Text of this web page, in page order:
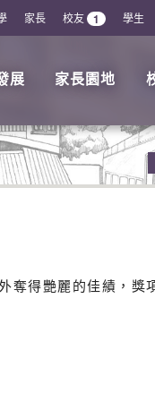
家長 校友 1 學生
展 家長園地
奪得艷麗的佳績，獎